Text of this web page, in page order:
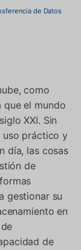
de Datos
como
que el mundo
XXI. Sin
uso práctico y
día, las cosas
de
gestionar su
en
de